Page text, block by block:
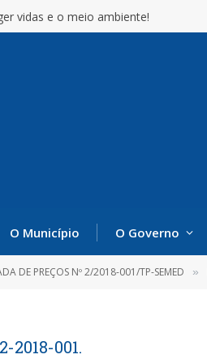
vidas e o meio ambiente!
O Município O Governo
DE PREÇOS Nº 2/2018-001/TP-SEMED »
2018-001.